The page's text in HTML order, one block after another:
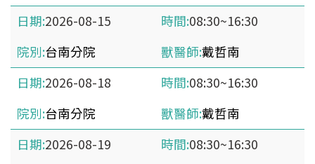
2026-08-15
08:30~16:30
台南分院
戴哲南
2026-08-18
08:30~16:30
台南分院
戴哲南
2026-08-19
08:30~16:30